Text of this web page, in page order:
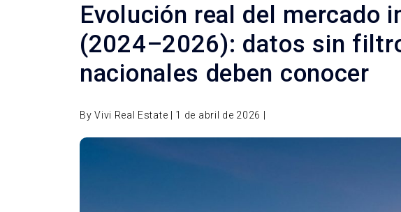
Evolución real del mercado
(2024–2026): datos sin
nacionales deben conocer
By Vivi Real Estate | 1 de abril de 2026 |